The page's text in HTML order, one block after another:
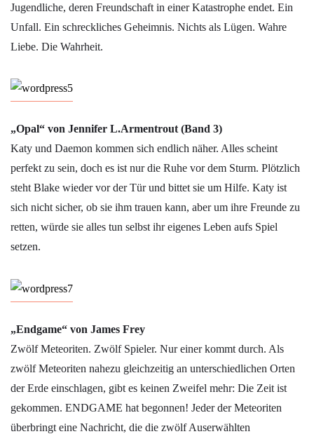
Jugendliche, deren Freundschaft in einer Katastrophe endet. Ein
Unfall. Ein schreckliches Geheimnis. Nichts als Lügen. Wahre
Liebe. Die Wahrheit.
„Opal“ von Jennifer L.Armentrout (Band 3)
Katy und Daemon kommen sich endlich näher. Alles scheint
perfekt zu sein, doch es ist nur die Ruhe vor dem Sturm. Plötzlich
steht Blake wieder vor der Tür und bittet sie um Hilfe. Katy ist
sich nicht sicher, ob sie ihm trauen kann, aber um ihre Freunde zu
retten, würde sie alles tun selbst ihr eigenes Leben aufs Spiel
setzen.
„Endgame“ von James Frey
Zwölf Meteoriten. Zwölf Spieler. Nur einer kommt durch. Als
zwölf Meteoriten nahezu gleichzeitig an unterschiedlichen Orten
der Erde einschlagen, gibt es keinen Zweifel mehr: Die Zeit ist
gekommen. ENDGAME hat begonnen! Jeder der Meteoriten
überbringt eine Nachricht, die die zwölf Auserwählten